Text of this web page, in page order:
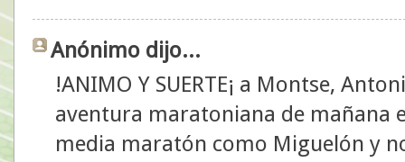
Anónimo dijo...
!ANIMO Y SUERTE¡ a Montse,
aventura maratoniana de mañana
media maratón como Miguelón y